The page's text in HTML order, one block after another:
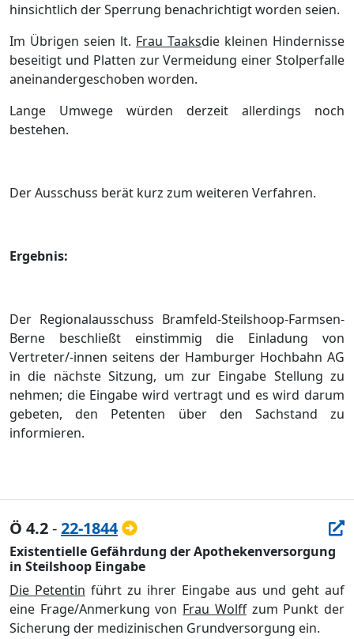
hinsichtlich derSperrung benachrichtigt worden seien.
Im Übrigen seien lt. Frau Taaksdie kleinen Hindernisse
beseitigt und Platten zur Vermeidung einer Stolperfalle
aneinandergeschoben worden.
Lange Umwege würden derzeit allerdings noch
bestehen.
Der Ausschuss berät kurz zum weiteren Verfahren.
Ergebnis:
Der Regionalausschuss Bramfeld-Steilshoop-Farmsen-
Berne beschließt einstimmig die Einladung von
Vertreter/-innen seitens der Hamburger Hochbahn AG
in die nächste Sitzung, um zur Eingabe Stellung zu
nehmen; die Eingabe wird vertragt und es wird darum
gebeten, den Petenten über den Sachstand zu
informieren.
Ö 4.2-22-1844
Existentielle Gefährdung der Apothekenversorgung
in Steilshoop Eingabe
Die Petentin führt zu ihrer Eingabe aus und geht auf
eine Frage/Anmerkung von Frau Wolffzum Punkt der
Sicherung der medizinischen Grundversorgung ein.